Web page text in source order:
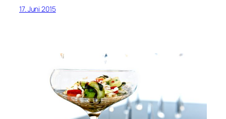
17. Juni 2015